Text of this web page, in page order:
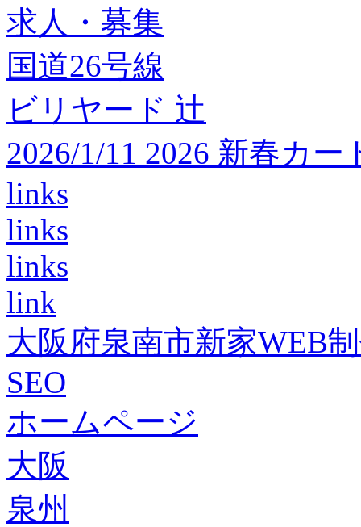
求人・募集
国道26号線
ビリヤード 辻
2026/1/11 2026 新春カ
links
links
links
link
大阪府泉南市新家WEB
SEO
ホームページ
大阪
泉州